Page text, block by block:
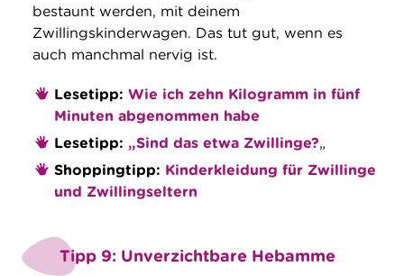
bestaunt werden, mit deinem
Zwillingskinderwagen. Das tut gut, wenn es
auch manchmal nervig ist.
Lesetipp: Wie ich zehn Kilogramm in fünf
Minuten abgenommen habe
Lesetipp: „Sind das etwa Zwillinge?„
Shoppingtipp: Kinderkleidung für Zwillinge
und Zwillingseltern
Tipp 9: Unverzichtbare Hebamme